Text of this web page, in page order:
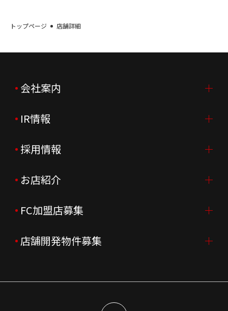
トップページ 店舗詳細
会社案内
会社案内TOP
ご挨拶
会社概要
会社沿革
企業理念
IR情報
IR情報TOP
ニュースリリース
月次売上
決算資料
採用情報
採用情報TOP
新卒採用
中途採用
お店紹介
店舗を探す・予約する
よくあるご質問
FC加盟店募集
FC加盟店募集TOP
店舗開発物件募集